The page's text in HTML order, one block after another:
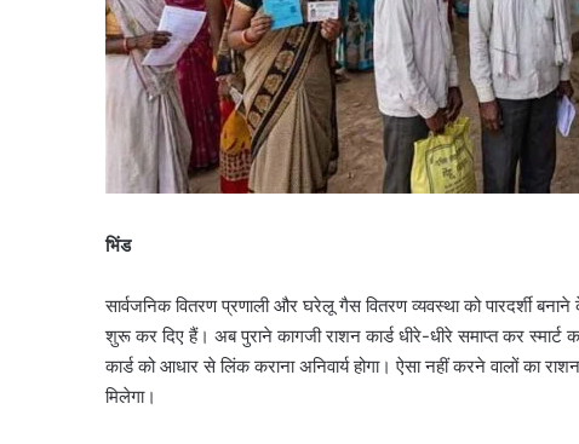
भिंड
सार्वजनिक वितरण प्रणाली और घरेलू गैस वितरण व्यवस्था को पारदर्शी
शुरू कर दिए हैं। अब पुराने कागजी राशन कार्ड धीरे-धीरे समाप्त कर स्मार्ट
कार्ड को आधार से लिंक कराना अनिवार्य होगा। ऐसा नहीं करने वालों का
मिलेगा।